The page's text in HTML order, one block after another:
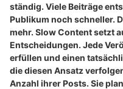
ständig. Viele Beiträge
Publikum noch schneller.
mehr. Slow Content setzt
Entscheidungen. Jede
erfüllen und einen
die diesen Ansatz
Anzahl ihrer Posts. Sie